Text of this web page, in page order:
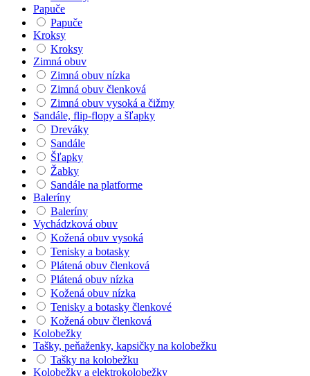
Papuče
Papuče
Kroksy
Kroksy
Zimná obuv
Zimná obuv nízka
Zimná obuv členková
Zimná obuv vysoká a čižmy
Sandále, flip-flopy a šľapky
Dreváky
Sandále
Šľapky
Žabky
Sandále na platforme
Baleríny
Baleríny
Vychádzková obuv
Kožená obuv vysoká
Tenisky a botasky
Plátená obuv členková
Plátená obuv nízka
Kožená obuv nízka
Tenisky a botasky členkové
Kožená obuv členková
Kolobežky
Tašky, peňaženky, kapsičky na kolobežku
Tašky na kolobežku
Kolobežky a elektrokolobežky